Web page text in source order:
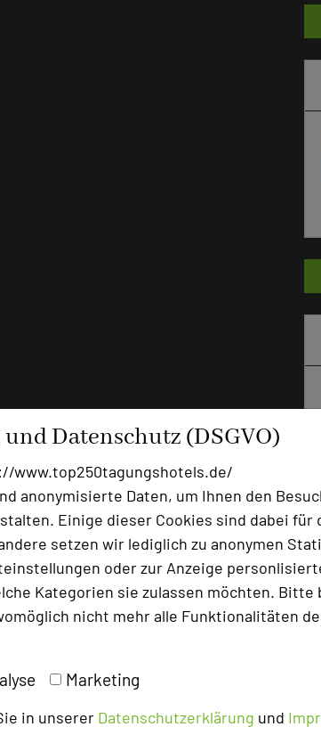
Datenschutz (DSGVO)
www.top250tagungshotels.de/
anonymisierte Daten, um Ihnen den
Einige dieser Cookies sind dabei für
setzen wir lediglich zu anonymen
oder zur Anzeige
Kategorien sie zulassen möchten. Bitte
nicht mehr alle Funktionalitäten
Marketing
in unserer Datenschutzerklärung und